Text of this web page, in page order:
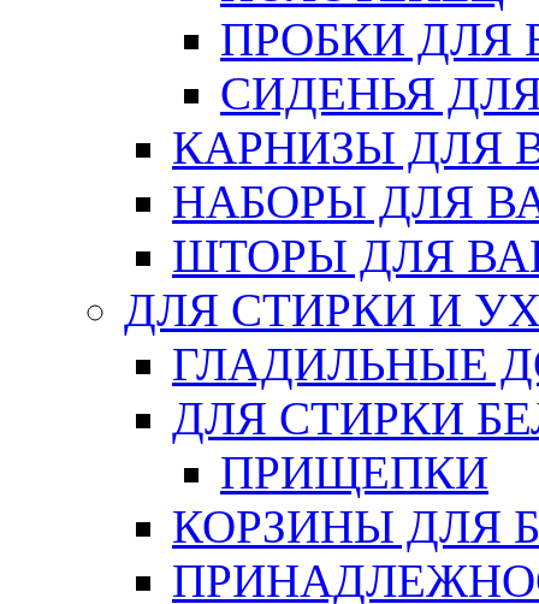
ПРОБКИ ДЛЯ
СИДЕНЬЯ
КАРНИЗЫ ДЛЯ
НАБОРЫ ДЛЯ
ШТОРЫ ДЛЯ
ДЛЯ СТИРКИ И
ГЛАДИЛЬНЫЕ
ДЛЯ СТИРКИ
ПРИЩЕПКИ
КОРЗИНЫ ДЛЯ